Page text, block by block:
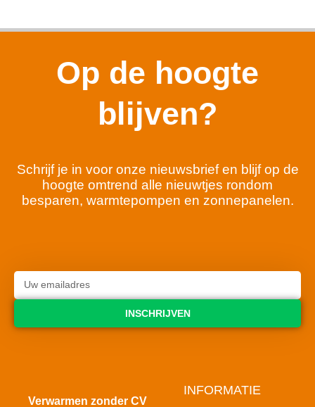
Op de hoogte
blijven?
Schrijf je in voor onze nieuwsbrief en blijf op de
hoogte omtrend alle nieuwtjes rondom
besparen, warmtepompen en zonnepanelen.
INSCHRIJVEN
Verwarmen zonder CV
INFORMATIE